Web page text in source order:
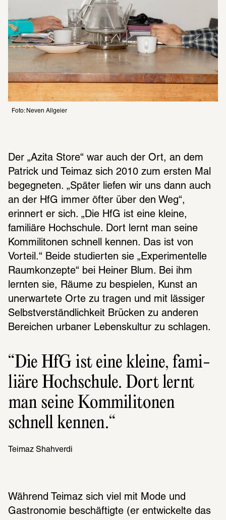
Foto: Neven Allgeier
Der „Azita Store“ war auch der Ort, an dem
Patrick und Teimaz sich 2010 zum ersten Mal
begegneten. „Später liefen wir uns dann auch
an der HfG immer öfter über den Weg“,
erinnert er sich. „Die HfG ist eine kleine,
familiäre Hochschule. Dort lernt man seine
Kommilitonen schnell kennen. Das ist von
Vorteil.“ Beide studierten sie „Experimentelle
Raumkonzepte“ bei Heiner Blum. Bei ihm
lernten sie, Räume zu bespielen, Kunst an
unerwartete Orte zu tragen und mit lässiger
Selbstverständlichkeit Brücken zu anderen
Bereichen urbaner Lebenskultur zu schlagen.
Die HfG ist eine kleine, fami­
liäre Hoch­schule. Dort lernt
man seine Kommi­li­to­nen
schnell kennen.
Teimaz Shah­verdi
Während Teimaz sich viel mit Mode und
Gastronomie beschäftigte (er entwickelte das